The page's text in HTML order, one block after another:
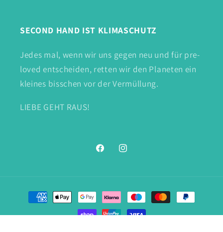
SECOND HAND IST KLIMASCHUTZ
Jedes mal, wenn wir uns gegen neu und für pre-
loved entscheiden, retten wir den Planeten ein
kleines bisschen vor der Vermüllung.
LIEBE GEHT RAUS!
FacebookInstagram
Zahlungsmethoden